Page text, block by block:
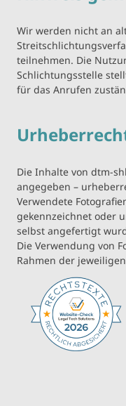
Wir werden nicht an
teilnehmen. Die
Schlichtungsstelle
für das Anrufen
Die Inhalte von dtm-
angegeben –
Verwendete
gekennzeichnet oder
selbst angefertigt
Die Verwendung von
Rahmen der